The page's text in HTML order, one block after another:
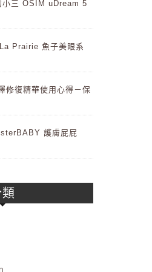
三 OSIM uDream 5
Prairie 魚子美眼系
修復精華使用心得－保
護膚屁屁